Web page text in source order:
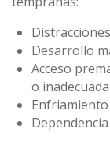
Desarrollo
Acceso
o inadecuada